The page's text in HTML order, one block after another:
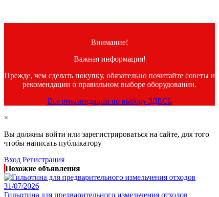
Внимание!
Важная информация!
Прежде, чем сделать покупку, обязательно почитайте советы и
рекомендации о правильном выборе оборудовании.
Все рекомендации по выбору ЗДЕСЬ
×
Вы должны войти или зарегистрироваться на сайте, для того
чтобы написать публикатору
Вход Регистрация
Похожие объявления
31/07/2026
Гильотина для предварительного измельчения отходов